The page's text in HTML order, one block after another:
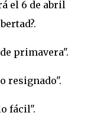
el 6 de abril
primavera".
resignado".
fácil".